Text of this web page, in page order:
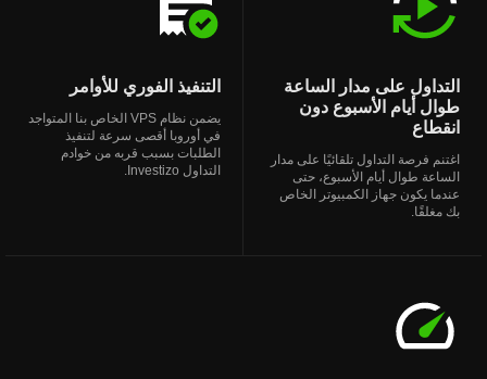
التداول على مدار الساعة
طوال أيام الأسبوع دون
انقطاع
اغتنم فرصة التداول تلقائيًا على مدار
الساعة طوال أيام الأسبوع، حتى
عندما يكون جهاز الكمبيوتر الخاص
بك مغلقًا.
التنفيذ الفوري للأوامر
يضمن نظام VPS الخاص بنا المتواجد
في أوروبا أقصى سرعة لتنفيذ
الطلبات بسبب قربه من خوادم
التداول Investizo.